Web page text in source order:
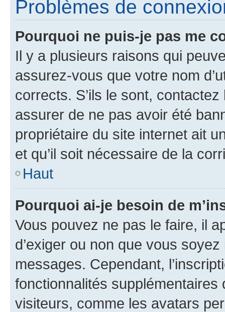
Problèmes de
Pourquoi ne puis-je pas me
Il y a plusieurs raisons qui
assurez-vous que votre nom
corrects. S’ils le sont,
assurer de ne pas avoir été
propriétaire du site internet ait
et qu’il soit nécessaire de la
Haut
Pourquoi ai-je besoin de
Vous pouvez ne pas le faire, il
d’exiger ou non que vous
messages. Cependant,
fonctionnalités
visiteurs, comme les avatars